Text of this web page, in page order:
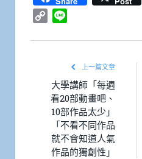
Copy
上一篇文章
大學講師「每週
看20部動畫吧、
10部作品太少」
「不看不同作品
就不會知道人氣
作品的獨創性」